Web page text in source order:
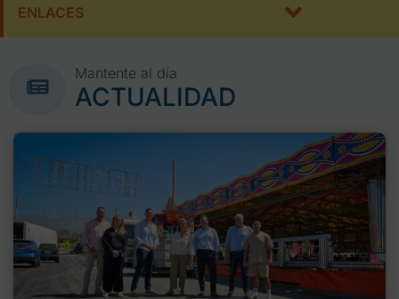
ENLACES
Mantente al día
ACTUALIDAD